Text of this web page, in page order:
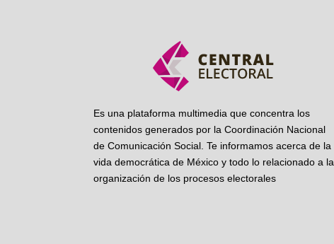
Es una plataforma multimedia que concentra los
contenidos generados por la Coordinación Nacional
de Comunicación Social. Te informamos acerca de la
vida democrática de México y todo lo relacionado a la
organización de los procesos electorales